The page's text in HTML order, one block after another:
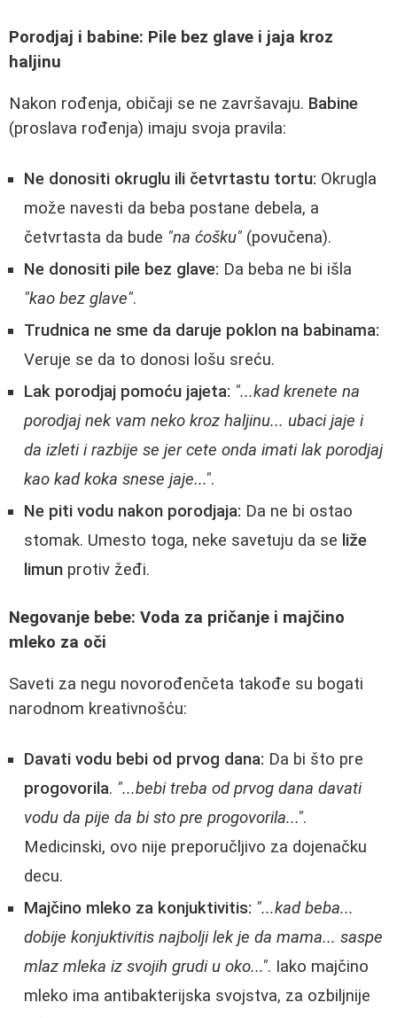
Porodjaj i babine: Pile bez glave i jaja kroz
haljinu
Nakon rođenja, običaji se ne završavaju. Babine
(proslava rođenja) imaju svoja pravila:
Ne donositi okruglu ili četvrtastu tortu: Okrugla
može navesti da beba postane debela, a
četvrtasta da bude "na ćošku" (povučena).
Ne donositi pile bez glave: Da beba ne bi išla
"kao bez glave".
Trudnica ne sme da daruje poklon na babinama:
Veruje se da to donosi lošu sreću.
Lak porodjaj pomoću jajeta: "...kad krenete na
porodjaj nek vam neko kroz haljinu... ubaci jaje i
da izleti i razbije se jer cete onda imati lak porodjaj
kao kad koka snese jaje...".
Ne piti vodu nakon porodjaja: Da ne bi ostao
stomak. Umesto toga, neke savetuju da se liže
limun protiv žeđi.
Negovanje bebe: Voda za pričanje i majčino
mleko za oči
Saveti za negu novorođenčeta takođe su bogati
narodnom kreativnošću:
Davati vodu bebi od prvog dana: Da bi što pre
progovorila. "...bebi treba od prvog dana davati
vodu da pije da bi sto pre progovorila...".
Medicinski, ovo nije preporučljivo za dojenačku
decu.
Majčino mleko za konjuktivitis: "...kad beba...
dobije konjuktivitis najbolji lek je da mama... saspe
mlaz mleka iz svojih grudi u oko...". Iako majčino
mleko ima antibakterijska svojstva, za ozbiljnije